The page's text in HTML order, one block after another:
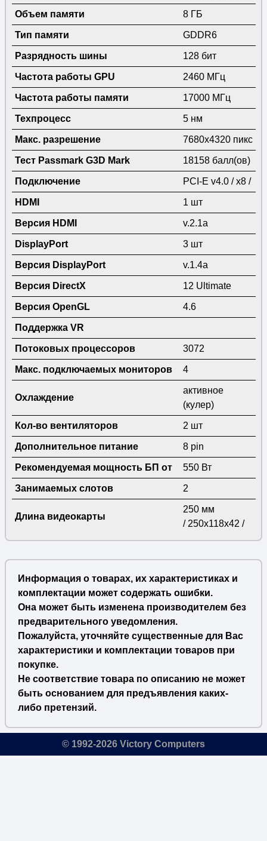
Объем памяти 8 ГБ
Тип памяти GDDR6
Разрядность шины 128 бит
Частота работы GPU 2460 МГц
Частота работы памяти 17000 МГц
Техпроцесс 5 нм
Макс. разрешение 7680x4320 пикс
Тест Passmark G3D Mark 18158 балл(ов)
Подключение PCI-E v4.0 / x8 /
HDMI 1 шт
Версия HDMI v.2.1a
DisplayPort 3 шт
Версия DisplayPort v.1.4a
Версия DirectX 12 Ultimate
Версия OpenGL 4.6
Поддержка VR
Потоковых процессоров 3072
Макс. подключаемых мониторов 4
Охлаждение
активное
(кулер)
Кол-во вентиляторов 2 шт
Дополнительное питание 8 pin
Рекомендуемая мощность БП от 550 Вт
Занимаемых слотов 2
Длина видеокарты
250 мм
/ 250x118x42 /
Информация о товарах, их характеристиках и
комплектации может содержать ошибки.
Она может быть изменена производителем без
предварительного уведомления.
Пожалуйста, уточняйте существенные для Вас
характеристики и комплектации товаров при
покупке.
Не соответствие товара по описанию не может
быть основанием для предъявления каких-
либо претензий.
© 1992-2026 Victory Computers